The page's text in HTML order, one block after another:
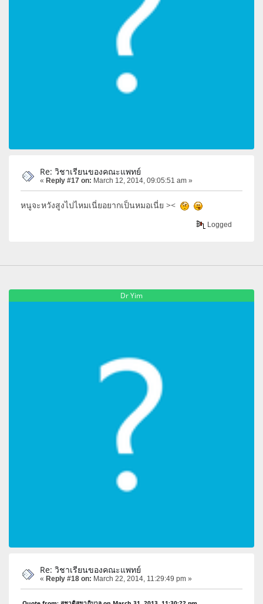
Re: วิชาเรียนของคณะแพทย์
« Reply #17 on: March 12, 2014, 09:05:51 am »
หนูจะหวังสูงไปไหมเนี่ยอยากเป็นหมอเนี่ย ><
Logged
Dr Yim
Re: วิชาเรียนของคณะแพทย์
« Reply #18 on: March 22, 2014, 11:29:49 pm »